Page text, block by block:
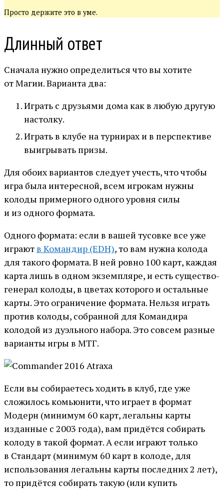
Просто держите это в уме.
Длинный ответ
Сначала нужно определиться что вы хотите
от Магии. Варианта два:
Играть с друзьями дома как в любую другую
настолку.
Играть в клубе на турнирах и в перспективе
выигрывать призы.
Для обоих вариантов следует учесть, что чтобы
игра была интересной, всем игрокам нужны
колоды примерного одного уровня силы
и из одного формата.
Одного формата: если в вашей тусовке все уже
играют в Командир (EDH), то вам нужна колода
для такого формата. В ней ровно 100 карт, каждая
карта лишь в одном экземпляре, и есть существо-
генерал колоды, в цветах которого и остальные
карты. Это ограничение формата. Нельзя играть
против колоды, собранной для Командира
колодой из дуэльного набора. Это совсем разные
варианты игры в МТГ.
Если вы собираетесь ходить в клуб, где уже
сложилось комьюнити, что играет в формат
Модерн (минимум 60 карт, легальны карты
изданные с 2003 года), вам придётся собирать
колоду в такой формат. А если играют только
в Стандарт (минимум 60 карт в колоде, для
использования легальны карты последних 2 лет),
то придётся собирать такую (или купить